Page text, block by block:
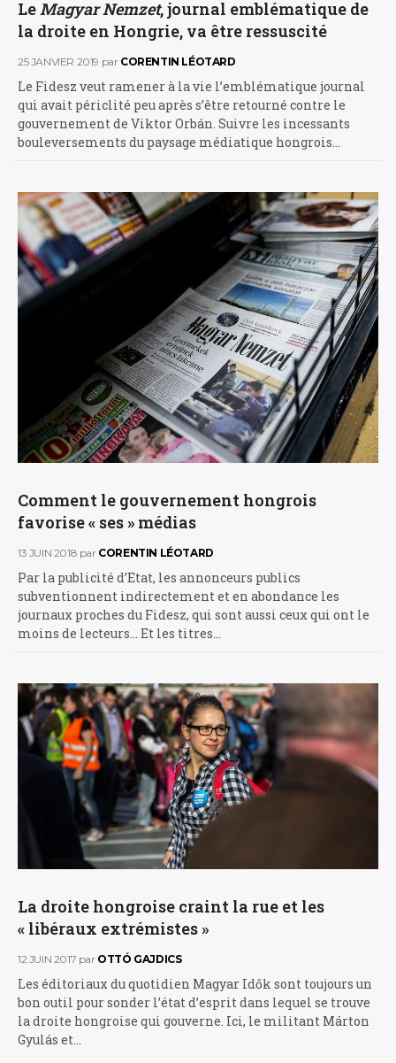
LeMagyar Nemzet, journal emblématique de
la droite en Hongrie, va être ressuscité
25 JANVIER 2019 par CORENTIN LÉOTARD
Le Fidesz veut ramener à la vie l’emblématique journal
qui avait périclité peu après s’être retourné contre le
gouvernement de Viktor Orbán. Suivre les incessants
bouleversements du paysage médiatique hongrois…
Comment le gouvernement hongrois
favorise « ses » médias
13 JUIN 2018 par CORENTIN LÉOTARD
Par la publicité d’Etat, les annonceurs publics
subventionnent indirectement et en abondance les
journaux proches du Fidesz, qui sont aussi ceux qui ont le
moins de lecteurs... Et les titres…
La droite hongroise craint la rue et les
« libéraux extrémistes »
12 JUIN 2017 par OTTÓ GAJDICS
Les éditoriaux du quotidien Magyar Idők sont toujours un
bon outil pour sonder l’état d’esprit dans lequel se trouve
la droite hongroise qui gouverne. Ici, le militant Márton
Gyulás et…